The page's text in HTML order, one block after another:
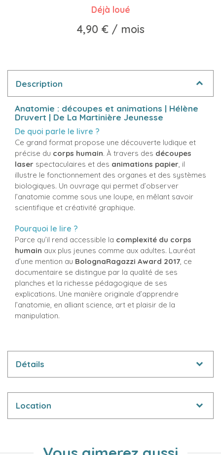
Déjà loué
4,90 €/ mois
Description
Anatomie : découpes et animations | Hélène
Druvert | De La Martinière Jeunesse
De quoi parle le livre ?
Ce grand format propose une découverte ludique et
précise du corps humain. À travers des découpes
laser spectaculaires et des animations papier, il
illustre le fonctionnement des organes et des systèmes
biologiques. Un ouvrage qui permet d’observer
l’anatomie comme sous une loupe, en mêlant savoir
scientifique et créativité graphique.
Pourquoi le lire ?
Parce qu’il rend accessible la complexité du corps
humain aux plus jeunes comme aux adultes. Lauréat
d’une mention au BolognaRagazzi Award 2017 , ce
documentaire se distingue par la qualité de ses
planches et la richesse pédagogique de ses
explications. Une manière originale d’apprendre
l’anatomie, en alliant science, art et plaisir de la
manipulation.
Détails
Location